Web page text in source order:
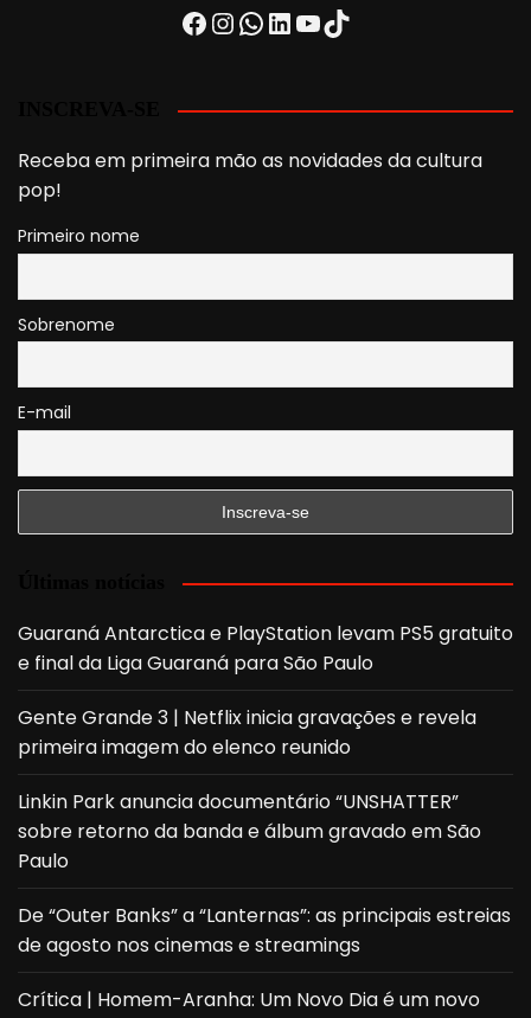
Facebook
Instagram
WhatsApp
LinkedIn
Youtube
TikTok
Receba em primeira mão as novidades da cultura
pop!
Primeiro nome
Sobrenome
E-mail
Guaraná Antarctica e PlayStation levam PS5 gratuito
e final da Liga Guaraná para São Paulo
Gente Grande 3 | Netflix inicia gravações e revela
primeira imagem do elenco reunido
Linkin Park anuncia documentário “UNSHATTER”
sobre retorno da banda e álbum gravado em São
Paulo
De “Outer Banks” a “Lanternas”: as principais estreias
de agosto nos cinemas e streamings
Crítica | Homem-Aranha: Um Novo Dia é um novo